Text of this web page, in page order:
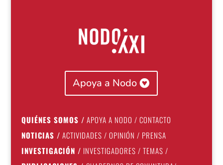
Apoya a Nodo
QUIÉNES SOMOS / APOYA A NODO / CONTACTO
NOTICIAS / ACTIVIDADES / OPINIÓN / PRENSA
INVESTIGACIÓN / INVESTIGADORES / TEMAS /